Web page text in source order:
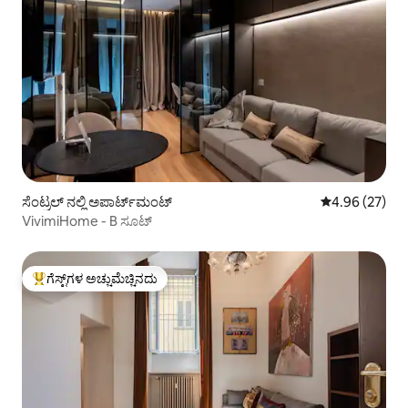
ಸೆಂಟ್ರಲ್ ನಲ್ಲಿ ಅಪಾರ್ಟ್‌ಮಂಟ್ 5 ರಲ್ಲಿ 4.96
4.96 (27)
VivimiHome - B ಸೂಟ್
ಗೆಸ್ಟ್‌ಗಳಿಗೆ ಅತಿ ಹೆಚ್ಚು ಅಚ್ಚುಮೆಚ್ಚಿನದು
ಗೆಸ್ಟ್‌ಗಳ ಅಚ್ಚುಮೆಚ್ಚಿನದು